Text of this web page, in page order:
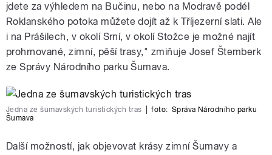
jdete za výhledem na Bučinu, nebo na Modravě podél
Roklanského potoka můžete dojít až k Tříjezerní slati. Ale
i na Prášilech, v okolí Srní, v okolí Stožce je možné najít
prohrnované, zimní, pěší trasy," zmiňuje Josef Štemberk
ze Správy Národního parku Šumava.
Jedna ze šumavských turistických tras foto: Správa Národního parku
Šumava
Další možností, jak objevovat krásy zimní Šumavy a